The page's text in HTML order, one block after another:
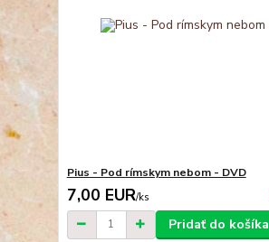
Pius - Pod rímskym nebom - DVD
7,00 EUR/ks
Pridať do košíka